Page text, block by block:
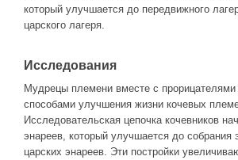
который улучшается до передвижного
царского лагеря.
Исследования
Мудрецы племени вместе с
способами улучшения жизни кочевых
Исследовательская цепочка кочевников
энареев, который улучшается до собрания
царских энареев. Эти постройки